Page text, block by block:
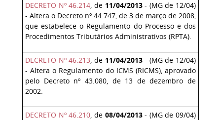
DECRETO Nº 46.214, de 11/04/2013- (MG de 12/04)
- Altera o Decreto nº 44.747, de 3 de março de 2008,
que estabelece o Regulamento do Processo e dos
Procedimentos Tributários Administrativos (RPTA).
DECRETO Nº 46.213, de 11/04/2013- (MG de 12/04)
- Altera o Regulamento do ICMS (RICMS), aprovado
pelo Decreto nº 43.080, de 13 de dezembro de
2002.
DECRETO Nº 46.210, de 08/04/2013- (MG de 09/04)